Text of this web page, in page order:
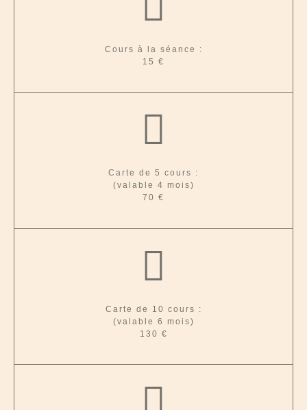
Cours à la séance :
15 €
Carte de 5 cours :
(valable 4 mois)
70 €
Carte de 10 cours :
(valable 6 mois)
130 €